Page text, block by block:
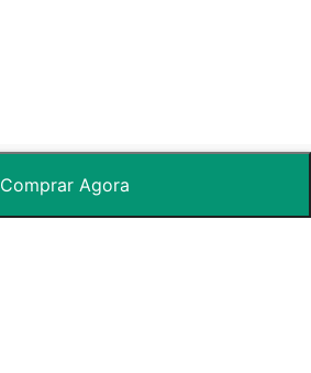
Comprar Agora